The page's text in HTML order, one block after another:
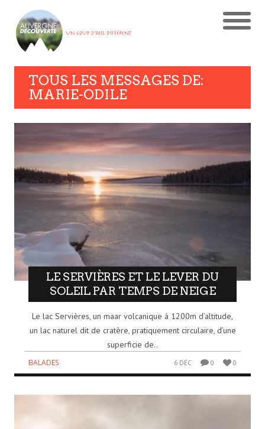
TOUS LES MESSAGES DE:
MARIE-ODILE
LE SERVIÈRES ET LE LEVER DU
SOLEIL PAR TEMPS DE NEIGE
Le lac Servières, un maar volcanique à 1200m d’altitude,
un lac naturel dit de cratère, pratiquement circulaire, d’une
superficie de..
BALADES 6 DÉC 0 0